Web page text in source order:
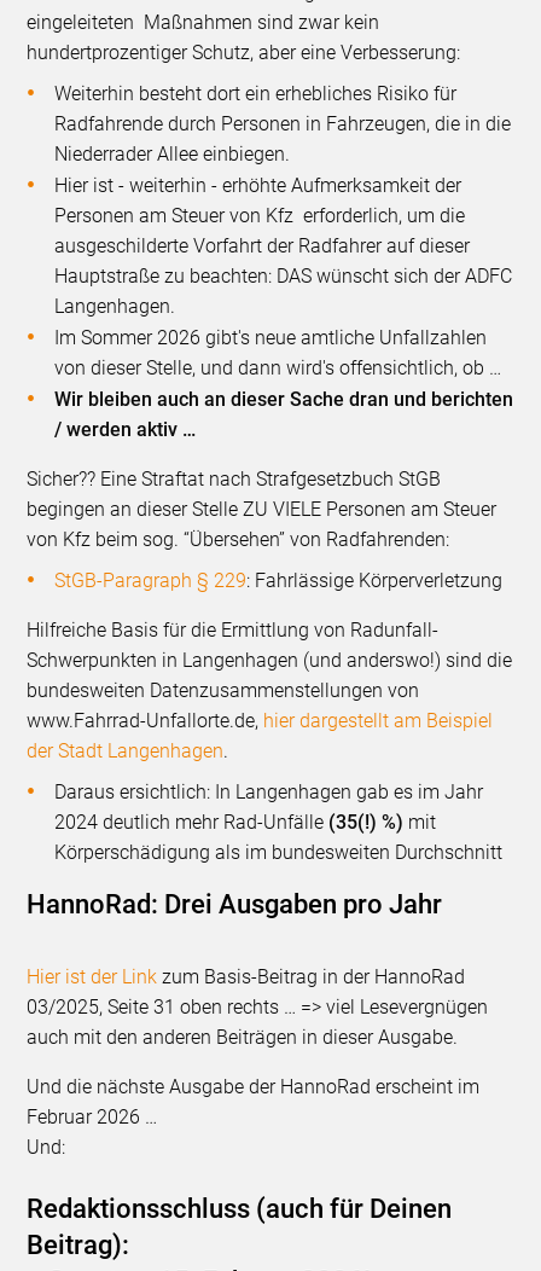
eingeleiteten Maßnahmen sind zwar kein
hundertprozentiger Schutz, aber eine Verbesserung:
Weiterhin besteht dort ein erhebliches Risiko für
Radfahrende durch Personen in Fahrzeugen, die in die
Niederrader Allee einbiegen.
Hier ist - weiterhin - erhöhte Aufmerksamkeit der
Personen am Steuer von Kfz erforderlich, um die
ausgeschilderte Vorfahrt der Radfahrer auf dieser
Hauptstraße zu beachten: DAS wünscht sich der ADFC
Langenhagen.
Im Sommer 2026 gibt's neue amtliche Unfallzahlen
von dieser Stelle, und dann wird's offensichtlich, ob …
Wir bleiben auch an dieser Sache dran und berichten
/ werden aktiv …
Sicher?? Eine Straftat nach Strafgesetzbuch StGB
begingen an dieser Stelle ZU VIELE Personen am Steuer
von Kfz beim sog. “Übersehen” von Radfahrenden:
StGB-Paragraph § 229: Fahrlässige Körperverletzung
Hilfreiche Basis für die Ermittlung von Radunfall-
Schwerpunkten in Langenhagen (und anderswo!) sind die
bundesweiten Datenzusammenstellungen von
www.Fahrrad-Unfallorte.de, hier dargestellt am Beispiel
der Stadt Langenhagen.
Daraus ersichtlich: In Langenhagen gab es im Jahr
2024 deutlich mehr Rad-Unfälle (35(!) %) mit
Körperschädigung als im bundesweiten Durchschnitt
HannoRad: Drei Ausgaben pro Jahr
Hier ist der Link zum Basis-Beitrag in der HannoRad
03/2025, Seite 31 oben rechts … => viel Lesevergnügen
auch mit den anderen Beiträgen in dieser Ausgabe.
Und die nächste Ausgabe der HannoRad erscheint im
Februar 2026 …
Und:
Redaktionsschluss (auch für Deinen
Beitrag):